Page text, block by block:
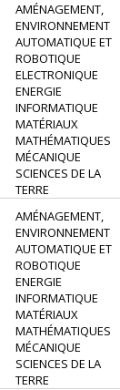
AMÉNAGEMENT,
ENVIRONNEMENT
AUTOMATIQUE ET
ROBOTIQUE
ELECTRONIQUE
ENERGIE
INFORMATIQUE
MATÉRIAUX
MATHÉMATIQUES
MÉCANIQUE
SCIENCES DE LA
TERRE
AMÉNAGEMENT,
ENVIRONNEMENT
AUTOMATIQUE ET
ROBOTIQUE
ENERGIE
INFORMATIQUE
MATÉRIAUX
MATHÉMATIQUES
MÉCANIQUE
SCIENCES DE LA
TERRE